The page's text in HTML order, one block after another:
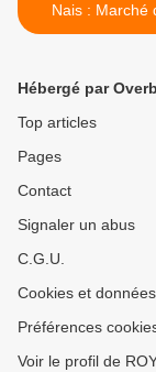
Nais : Marché
Hébergé par
Top articles
Pages
Contact
Signaler un abus
C.G.U.
Cookies et
Préférences
Voir le profil de